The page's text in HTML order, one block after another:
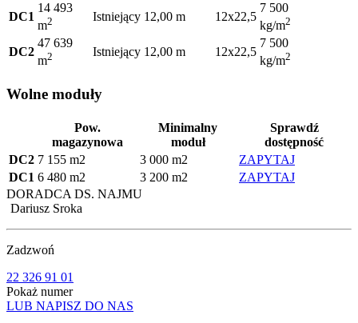
DC1
14 493
m2 Istniejący 12,00 m 12x22,5
7 500
kg/m2
DC2
47 639
m2 Istniejący 12,00 m 12x22,5
7 500
kg/m2
Wolne moduły
Pow.
magazynowa
Minimalny
moduł
Sprawdź
dostępność
DC2 7 155 m2 3 000 m2
ZAPYTAJ
DC1 6 480 m2 3 200 m2
ZAPYTAJ
DORADCA DS. NAJMU
Dariusz Sroka
Zadzwoń
22 326 91 01
Pokaż numer
LUB NAPISZ DO NAS